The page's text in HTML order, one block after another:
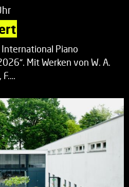
Piano
Mit Werken von W. A.
F.…